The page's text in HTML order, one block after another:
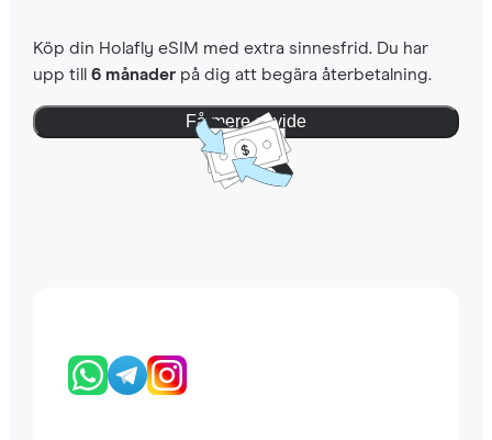
Köp din Holafly eSIM med extra sinnesfrid. Du har
upp till 6 månaderpå dig att begära återbetalning.
Få mere at vide